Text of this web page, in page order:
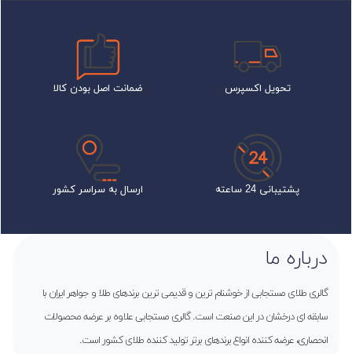
تحویل اکسپرس ضمانت اصل بودن کالا
پشتیبانی 24 ساعته ارسال به سراسر کشور
درباره ما
گالری طلای مستجابی از خوشنام ترین و قدیمی ترین برندهای طلا و جواهر ایران با
سابقه ای درخشان در این صنعت است. گالری مستجابی علاوه بر عرضه محصولات
انحصاری، عرضه کننده انواع برندهای برتر تولید کننده طلای کشور است.